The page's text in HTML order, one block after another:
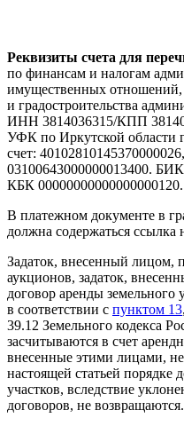
Реквизиты счета для
по финансам и налогам
имущественных отношений,
и градостроительства
ИНН 3814036315/КПП
УФК по Иркутской области
счет:
03100643000000013400.
КБК 00000000000000000120.
В платежном документе в
должна содержаться ссылка
Задаток, внесенный лицом,
аукционов, задаток,
договор аренды земельного
в соответствии с пунктом 13,
39.12 Земельного кодекса
засчитываются в счет
внесенные этими лицами,
настоящей статьей порядке
участков, вследствие
договоров, не возвращаются.